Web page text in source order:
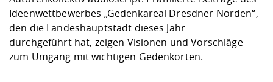
Ideenwettbewerbes „Gedenkareal Dresdner Norden“,
den die Landeshauptstadt dieses Jahr
durchgeführt hat, zeigen Visionen und Vorschläge
zum Umgang mit wichtigen Gedenkorten.